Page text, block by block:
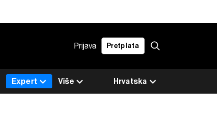
Prijava Pretplata
Hrvatska
Expert Više